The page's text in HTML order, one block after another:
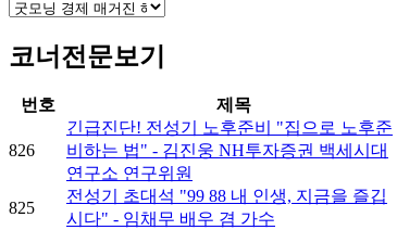
코너전문보기
번호 제목
826
긴급진단! 전성기 노후준비 "집으로 노후준
비하는 법" - 김진웅 NH투자증권 백세시대
연구소 연구위원
825
전성기 초대석 "99 88 내 인생, 지금을 즐깁
시다" - 임채무 배우 겸 가수